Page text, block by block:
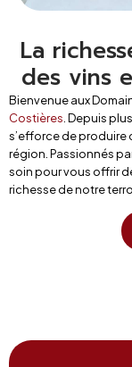
La
des vins
Bienvenue aux
Costières . Depuis
s’efforce de produire
région. Passionnés
soin pour vous offrir
richesse de notre